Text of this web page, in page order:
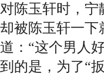
对陈玉轩时，
却被陈玉轩一下
道：“这个男人
到的是，为了“